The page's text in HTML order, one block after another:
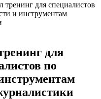
для специалистов
и инструментам
для
по